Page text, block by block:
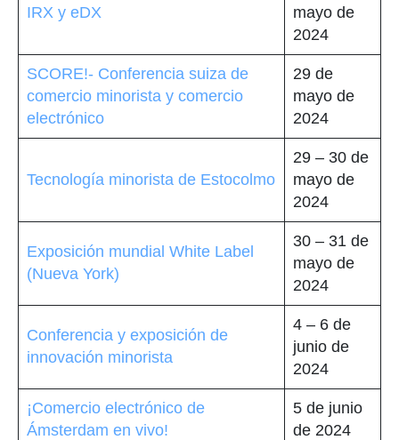
IRX y eDX
mayo de
2024
SCORE!- Conferencia suiza de
comercio minorista y comercio
electrónico
29 de
mayo de
2024
Tecnología minorista de Estocolmo
29 – 30 de
mayo de
2024
Exposición mundial White Label
(Nueva York)
30 – 31 de
mayo de
2024
Conferencia y exposición de
innovación minorista
4 – 6 de
junio de
2024
¡Comercio electrónico de
Ámsterdam en vivo!
5 de junio
de 2024